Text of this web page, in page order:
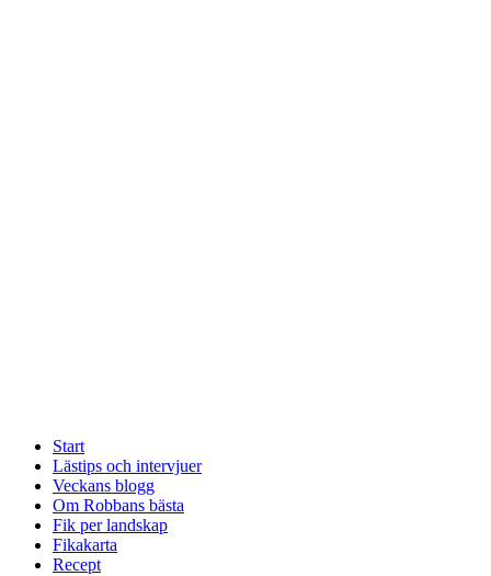
Start
Lästips och intervjuer
Veckans blogg
Om Robbans bästa
Fik per landskap
Fikakarta
Recept